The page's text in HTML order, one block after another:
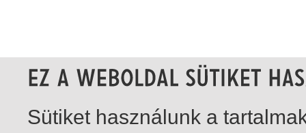
Sütiket használunk a